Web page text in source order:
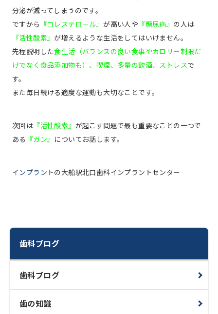
歯科ブログ
歯科ブログ
歯の知識
分泌が減ってしまうのです。
ですから 『コレステロール』が高い人や 『糖尿病』 の人は
『活性酸素』が増えるような生活をしてはいけません。
先程説明した食生活（バランスの良い食事やカロリー制限だ
けでなく食品添加物も）、喫煙、多量の飲酒、ストレスで
す。
また毎日続ける適度な運動も大切なことです。
次回は 『活性酸素』 が起こす問題で最も重要なことの一つで
ある 『ガン』 についてお話します。
インプラントの大船駅北口歯科インプラントセンター